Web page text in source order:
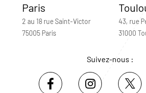
Paris
2 au 18 rue Saint-Victor
75005 Paris
43, rue
31000
Suivez-nous :